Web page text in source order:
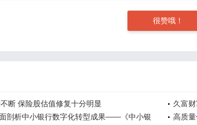
很赞哦！
断 保险股估值修复十分明显
久富
剖析中小银行数字化转型成果——《中小银
高质